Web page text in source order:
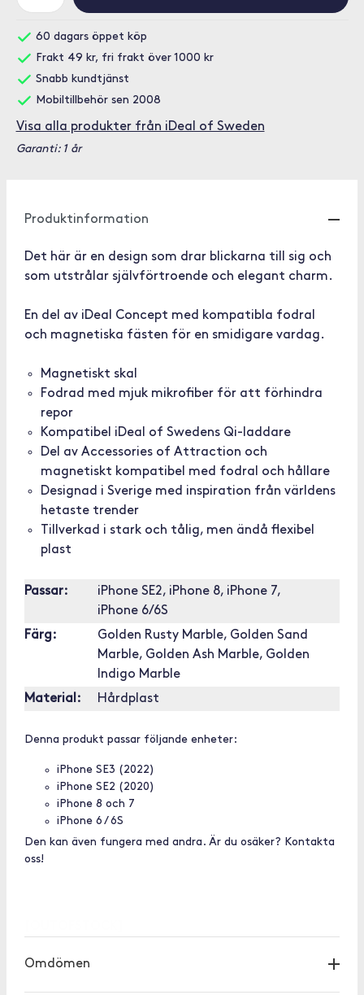
60 dagars öppet köp
Frakt 49 kr, fri frakt över 1000 kr
Snabb kundtjänst
Mobiltillbehör sen 2008
Visa alla produkter från iDeal of Sweden
Garanti: 1 år
Produktinformation
Det här är en design som drar blickarna till sig och
som utstrålar självförtroende och elegant charm.
En del av iDeal Concept med kompatibla fodral
och magnetiska fästen för en smidigare vardag.
Magnetiskt skal
Fodrad med mjuk mikrofiber för att förhindra
repor
Kompatibel iDeal of Swedens Qi-laddare
Del av Accessories of Attraction och
magnetiskt kompatibel med fodral och hållare
Designad i Sverige med inspiration från världens
hetaste trender
Tillverkad i stark och tålig, men ändå flexibel
plast
Passar:
iPhone SE2, iPhone 8, iPhone 7,
iPhone 6/6S
Färg:
Golden Rusty Marble, Golden Sand
Marble, Golden Ash Marble, Golden
Indigo Marble
Material:
Hårdplast
Denna produkt passar följande enheter:
iPhone SE3 (2022)
iPhone SE2 (2020)
iPhone 8 och 7
iPhone 6 / 6S
Den kan även fungera med andra. Är du osäker? Kontakta
oss!
Omdömen